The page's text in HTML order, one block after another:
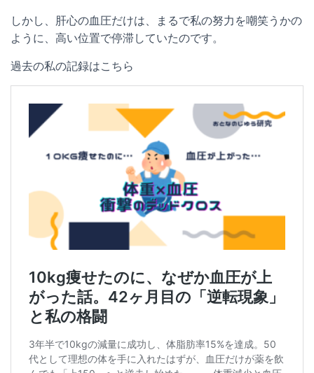
しかし、肝心の血圧だけは、まるで私の努力を嘲笑うかの
ように、高い位置で停滞していたのです。
過去の私の記録はこちら